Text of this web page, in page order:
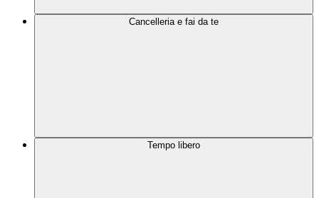
Cancelleria e fai da te
Tempo libero